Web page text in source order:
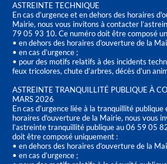
ASTREINTE TECHNIQUE
En cas d’urgence et en dehors des horaires
Mairie, nous vous invitons à contacter
79 05 93 10. Ce numéro doit être composé
• en dehors des horaires d’ouverture de la
• en cas d’urgence ;
• pour des motifs relatifs à des incidents
feux tricolores, chute d’arbres, décès d’un
ASTREINTE TRANQUILLITÉ PUBLIQUE À
MARS 2026
En cas d’urgence liée à la tranquillité publique
horaires d'ouverture de la Mairie, nous vous
l’astreinte tranquillité publique au 06 59 05
doit être composé uniquement :
• en dehors des horaires d’ouverture de la
• en cas d’urgence ;